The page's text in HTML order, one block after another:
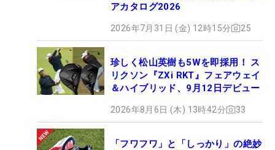
アカタログ2026
2026年7月31日 (金) 12時15分 25
珍しく松山英樹も5Wを即採用！ ス
リクソン『ZXi RKT』フェアウェイ
＆ハイブリッド、9月12日デビュー
2026年8月6日 (木) 13時42分 33
「フワフワ」と「しっかり」の絶妙